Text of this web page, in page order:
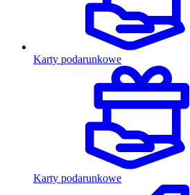
Karty podarunkowe
Karty podarunkowe